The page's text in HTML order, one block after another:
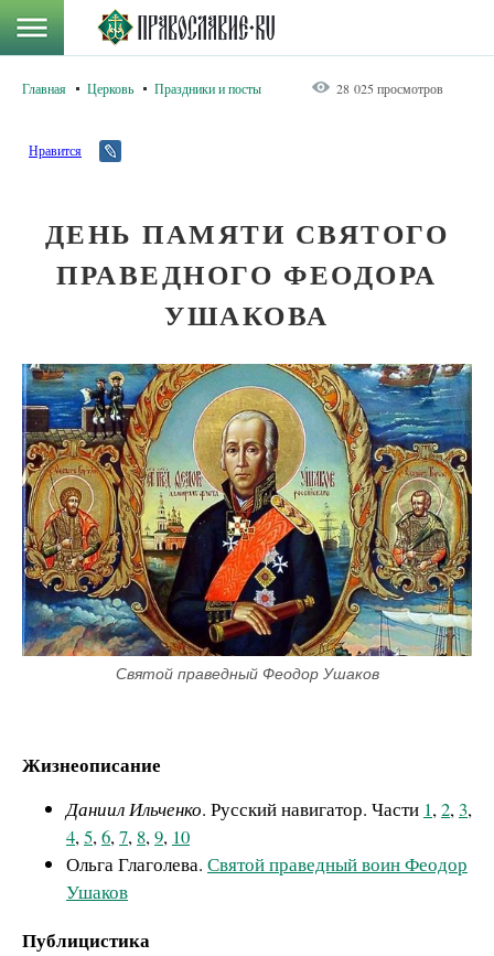
Главная Церковь Праздники и посты 28 025 просмотров
Нравится
ДЕНЬ ПАМЯТИ СВЯТОГО
ПРАВЕДНОГО ФЕОДОРА
УШАКОВА
Святой праведный Феодор Ушаков
Жизнеописание
Даниил Ильченко. Русский навигатор. Части 1,2,3,
4,5,6,7, 8,9, 10
Ольга Глаголева. Святой праведный воин Феодор
Ушаков
Публицистика